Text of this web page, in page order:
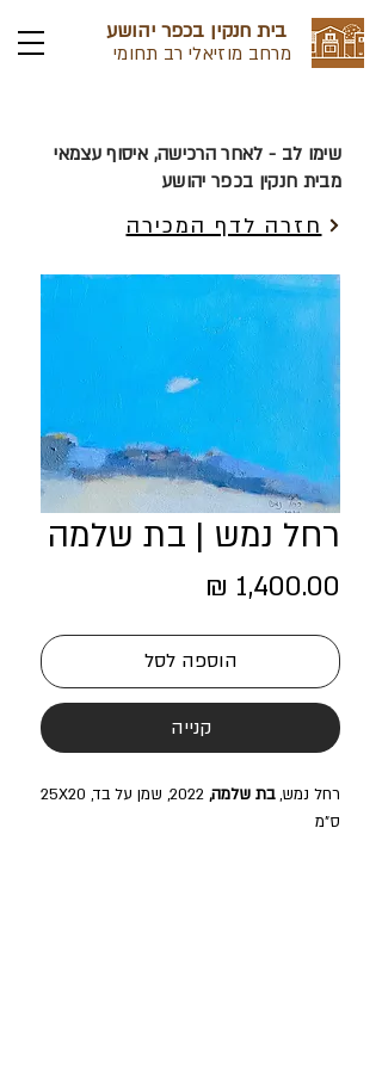
בית חנקין בכפר יהושע
מרחב מוזיאלי רב תחומי
שימו לב - לאחר הרכישה, איסוף עצמאי
מבית חנקין בכפר יהושע
חזרה לדף המכירה
רחל נמש | בת שלמה
הוספה לסל
קנייה
רחל נמש,בת שלמה,
2022, שמן על בד, 25X20
ס"מ